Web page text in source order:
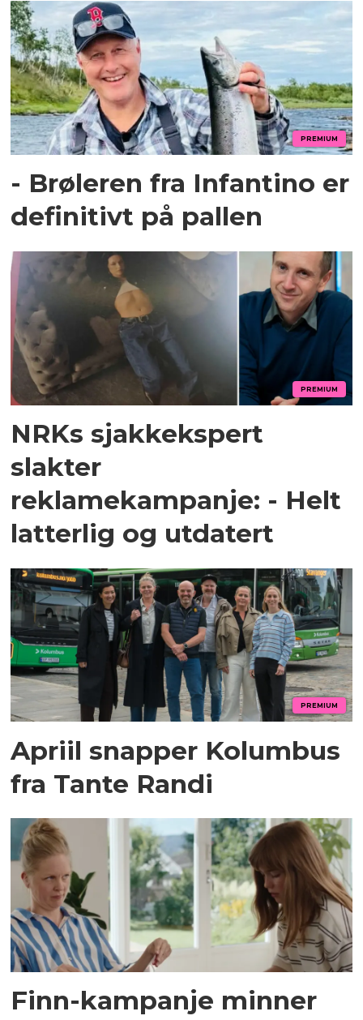
PREMIUM
- Brøleren fra Infantino er
definitivt på pallen
PREMIUM
NRKs sjakkekspert
slakter
reklamekampanje: - Helt
latterlig og utdatert
PREMIUM
Apriil snapper Kolumbus
fra Tante Randi
Finn-kampanje minner